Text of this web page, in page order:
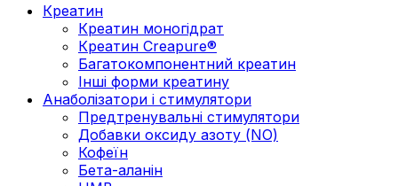
Креатин
Креатин моногідрат
Креатин Creapure®
Багатокомпонентний креатин
Інші форми креатину
Анаболізатори і стимулятори
Предтренувальні стимулятори
Добавки оксиду азоту (NO)
Кофеїн
Бета-аланін